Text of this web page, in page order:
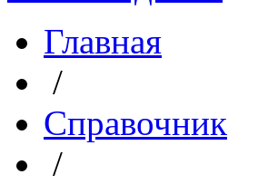
Главная
/
Справочник
/